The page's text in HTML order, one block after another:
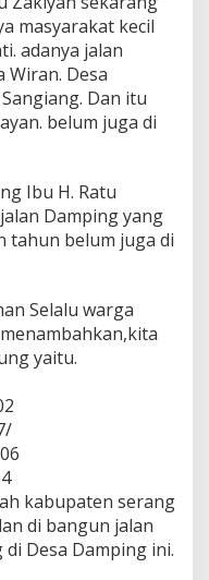
masyarakat kecil
adanya jalan
Wiran. Desa
Dan itu
belum juga di
Ibu H. Ratu
Damping yang
tahun belum juga di
Selalu warga
yaitu.
kabupaten serang
di bangun jalan
Desa Damping ini.